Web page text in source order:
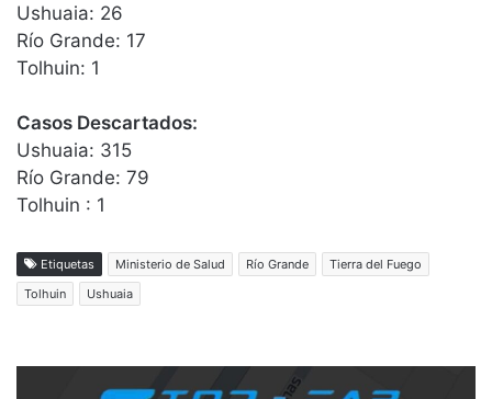
Ushuaia: 26
Río Grande: 17
Tolhuin: 1
Casos Descartados:
Ushuaia: 315
Río Grande: 79
Tolhuin : 1
Etiquetas Ministerio de Salud Río Grande
Tierra del Fuego
Tolhuin
Ushuaia